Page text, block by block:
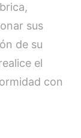
sus
de su
el
con